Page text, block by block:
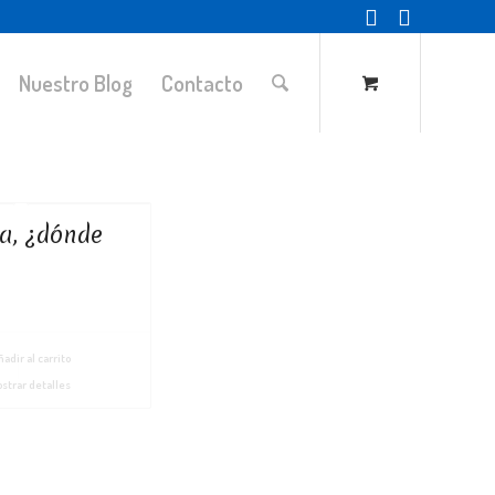
Nuestro Blog Contacto
¿dónde
al carrito
detalles